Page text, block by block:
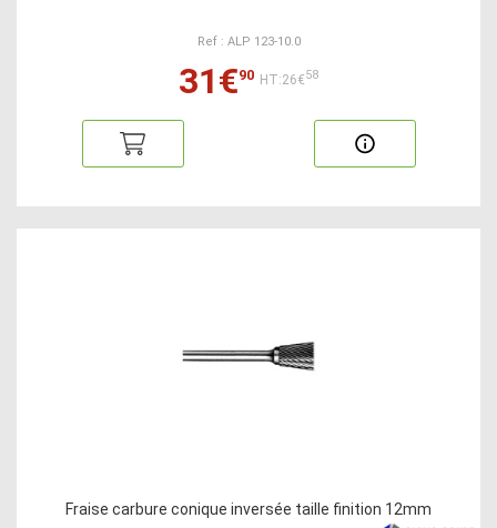
Ref : ALP 123-10.0
31€90 HT:26€58
Fraise carbure conique inversée taille finition 12mm